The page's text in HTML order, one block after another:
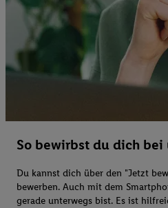
So bewirbst du dich bei
Du kannst dich über den "Jetzt
bewerben. Auch mit dem
gerade unterwegs bist. Es ist